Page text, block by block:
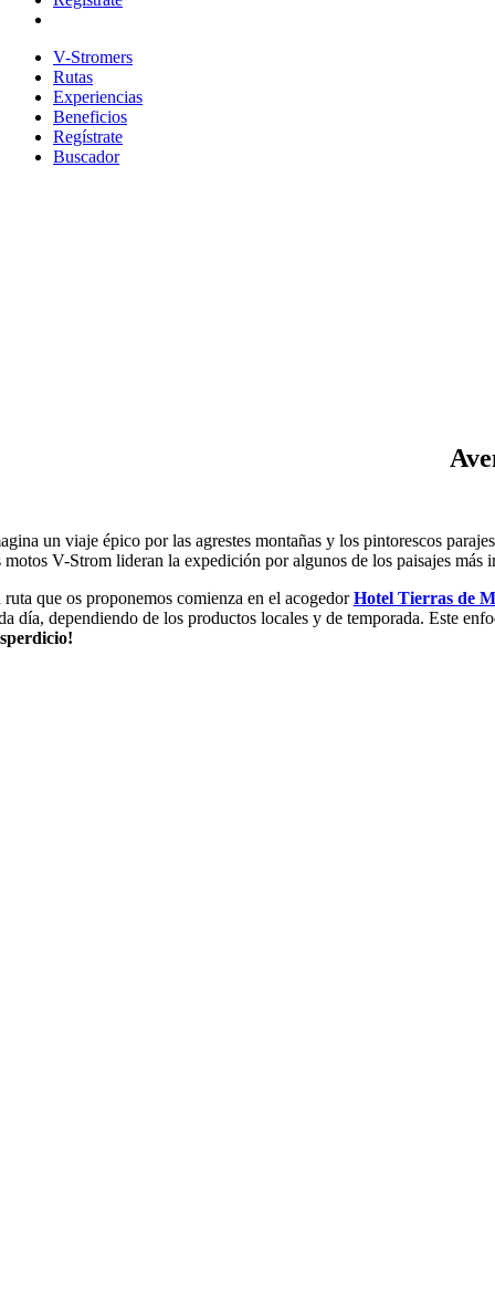
V-Stromers
Rutas
Experiencias
Beneficios
Regístrate
Buscador
un viaje épico por las agrestes montañas y los pintorescos
motos V-Strom lideran la expedición por algunos de los paisajes más
ruta que os proponemos comienza en el acogedorHotel Tierras de
día, dependiendo de los productos locales y de temporada. Este